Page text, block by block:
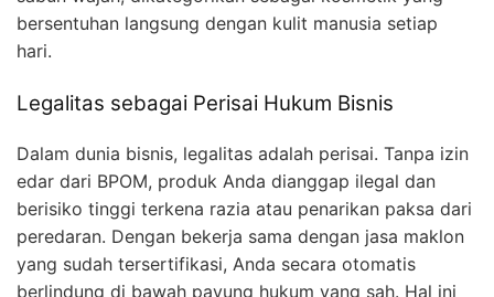
bersentuhan langsung dengan kulit manusia setiap
hari.
Legalitas sebagai Perisai Hukum Bisnis
Dalam dunia bisnis, legalitas adalah perisai. Tanpa izin
edar dari BPOM, produk Anda dianggap ilegal dan
berisiko tinggi terkena razia atau penarikan paksa dari
peredaran. Dengan bekerja sama dengan jasa maklon
yang sudah tersertifikasi, Anda secara otomatis
berlindung di bawah payung hukum yang sah. Hal ini